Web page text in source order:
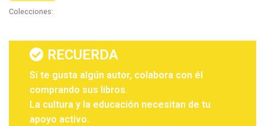
Colecciones:
RECUERDA
Si te gusta algún autor, colabora con él
comprando sus libros.
La cultura y la educación necesitan de tu
apoyo activo.